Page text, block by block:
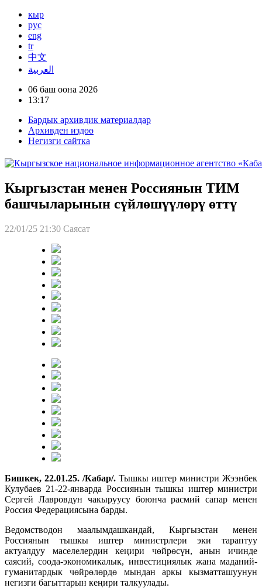
кыр
рус
eng
tr
中文
العربية
06 баш оона 2026
13:17
Бардык архивдик материалдар
Архивден издөө
Негизги сайтка
Кыргызстан менен Россиянын ТИМ
башчыларынын сүйлөшүүлөрү өттү
22/01/25 21:30 Саясат
Бишкек, 22.01.25. /Кабар/. Тышкы иштер министри Жээнбек
Кулубаев 21-22-январда Россиянын тышкы иштер министри
Сергей Лавровдун чакыруусу боюнча расмий сапар менен
Россия Федерациясына барды.
Ведомстводон маалымдашкандай, Кыргызстан менен
Россиянын тышкы иштер министрлери эки тараптуу
актуалдуу маселелердин кеңири чөйрөсүн, анын ичинде
саясий, соода-экономикалык, инвестициялык жана маданий-
гуманитардык чөйрөлөрдө мындан аркы кызматташуунун
негизги багыттарын кеңири талкуулады.